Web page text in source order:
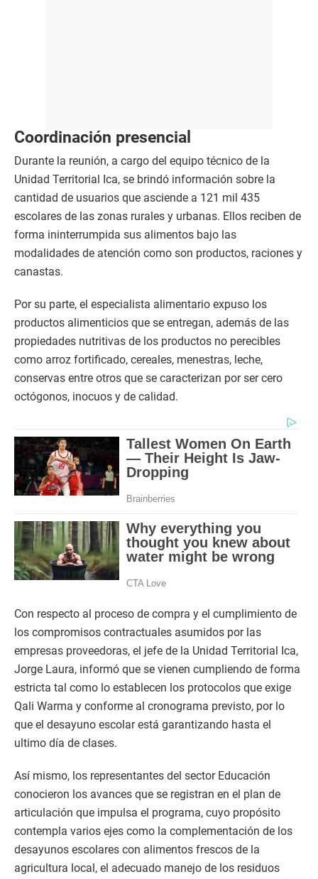
Coordinación presencial
Durante la reunión, a cargo del equipo técnico de la
Unidad Territorial Ica, se brindó información sobre la
cantidad de usuarios que asciende a 121 mil 435
escolares de las zonas rurales y urbanas. Ellos reciben de
forma ininterrumpida sus alimentos bajo las
modalidades de atención como son productos, raciones y
canastas.
Por su parte, el especialista alimentario expuso los
productos alimenticios que se entregan, además de las
propiedades nutritivas de los productos no perecibles
como arroz fortificado, cereales, menestras, leche,
conservas entre otros que se caracterizan por ser cero
octógonos, inocuos y de calidad.
Con respecto al proceso de compra y el cumplimiento de
los compromisos contractuales asumidos por las
empresas proveedoras, el jefe de la Unidad Territorial Ica,
Jorge Laura, informó que se vienen cumpliendo de forma
estricta tal como lo establecen los protocolos que exige
Qali Warma y conforme al cronograma previsto, por lo
que el desayuno escolar está garantizando hasta el
ultimo día de clases.
Así mismo, los representantes del sector Educación
conocieron los avances que se registran en el plan de
articulación que impulsa el programa, cuyo propósito
contempla varios ejes como la complementación de los
desayunos escolares con alimentos frescos de la
agricultura local, el adecuado manejo de los residuos